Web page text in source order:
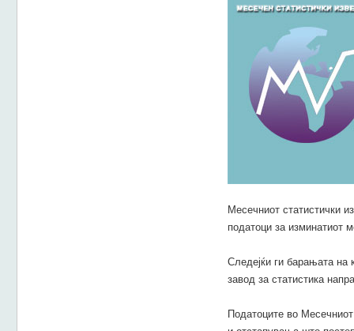
Месечниот статистички
податоци за изминатиот
Следејќи ги барањата на
завод за статистика
Податоците во